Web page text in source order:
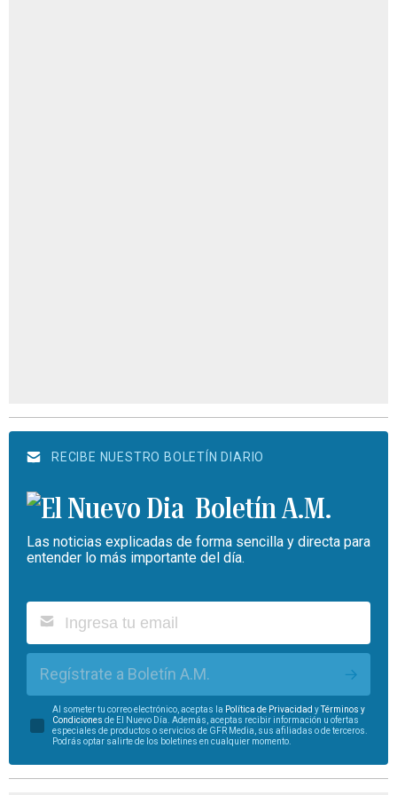
RECIBE NUESTRO BOLETÍN DIARIO
Boletín A.M.
Las noticias explicadas de forma sencilla y directa para
entender lo más importante del día.
Regístrate a Boletín A.M.
Al someter tu correo electrónico, aceptas la Política de Privacidad yTérminos y
Condiciones de El Nuevo Día. Además, aceptas recibir información u ofertas
especiales de productos o servicios de GFR Media, sus afiliadas o de terceros.
Podrás optar salirte de los boletines en cualquier momento.